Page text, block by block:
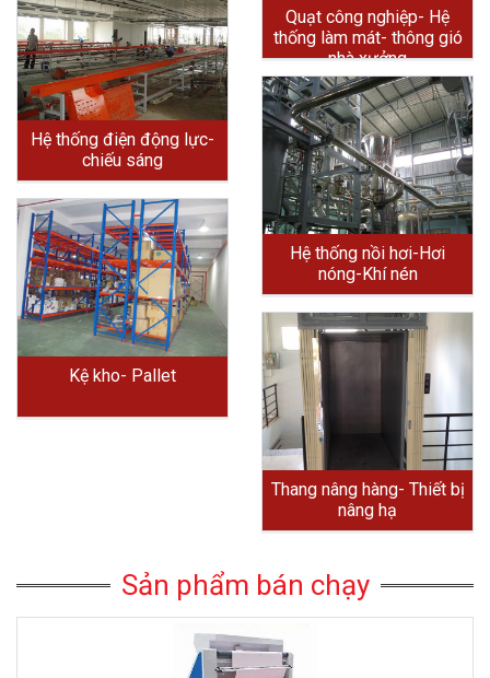
Quạt công nghiệp- Hệ
thống làm mát- thông gió
nhà xưởng
Hệ thống điện động lực-
chiếu sáng
Hệ thống nồi hơi-Hơi
nóng-Khí nén
Kệ kho- Pallet
Thang nâng hàng- Thiết bị
nâng hạ
Sản phẩm bán chạy